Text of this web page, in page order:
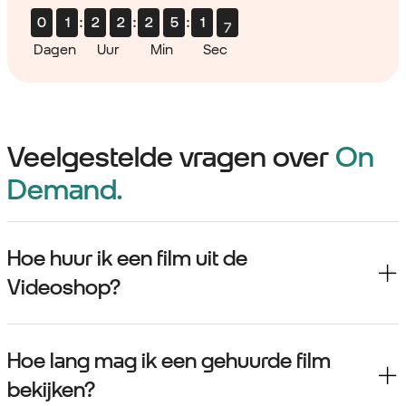
0
1
Dagen
: 2
2
Uur
: 2
5
Min
:
1
Sec
Veelgestelde vragen over On
Demand.
Hoe huur ik een film uit de
Videoshop?
Hoe lang mag ik een gehuurde film
bekijken?